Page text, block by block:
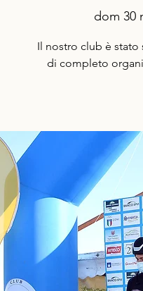
dom 30
Il nostro club è
di completo